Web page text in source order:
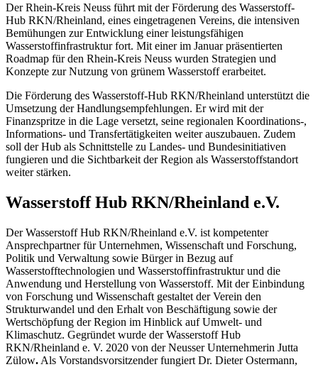
Der Rhein-Kreis Neuss führt mit der Förderung des Wasserstoff-
Hub RKN/Rheinland, eines eingetragenen Vereins, die intensiven
Bemühungen zur Entwicklung einer leistungsfähigen
Wasserstoffinfrastruktur fort. Mit einer im Januar präsentierten
Roadmap für den Rhein-Kreis Neuss wurden Strategien und
Konzepte zur Nutzung von grünem Wasserstoff erarbeitet.
Die Förderung des Wasserstoff-Hub RKN/Rheinland unterstützt die
Umsetzung der Handlungsempfehlungen. Er wird mit der
Finanzspritze in die Lage versetzt, seine regionalen Koordinations-,
Informations- und Transfertätigkeiten weiter auszubauen. Zudem
soll der Hub als Schnittstelle zu Landes- und Bundesinitiativen
fungieren und die Sichtbarkeit der Region als Wasserstoffstandort
weiter stärken.
Wasserstoff Hub RKN/Rheinland e.V.
Der Wasserstoff Hub RKN/Rheinland e.V. ist kompetenter
Ansprechpartner für Unternehmen, Wissenschaft und Forschung,
Politik und Verwaltung sowie Bürger in Bezug auf
Wasserstofftechnologien und Wasserstoffinfrastruktur und die
Anwendung und Herstellung von Wasserstoff. Mit der Einbindung
von Forschung und Wissenschaft gestaltet der Verein den
Strukturwandel und den Erhalt von Beschäftigung sowie der
Wertschöpfung der Region im Hinblick auf Umwelt- und
Klimaschutz. Gegründet wurde der Wasserstoff Hub
RKN/Rheinland e. V. 2020 von der Neusser Unternehmerin Jutta
Zülow. Als Vorstandsvorsitzender fungiert Dr. Dieter Ostermann,